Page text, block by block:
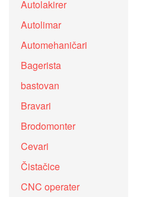
Autolakirer
Autolimar
Automehaničari
Bagerista
bastovan
Bravari
Brodomonter
Cevari
Čistačice
CNC operater